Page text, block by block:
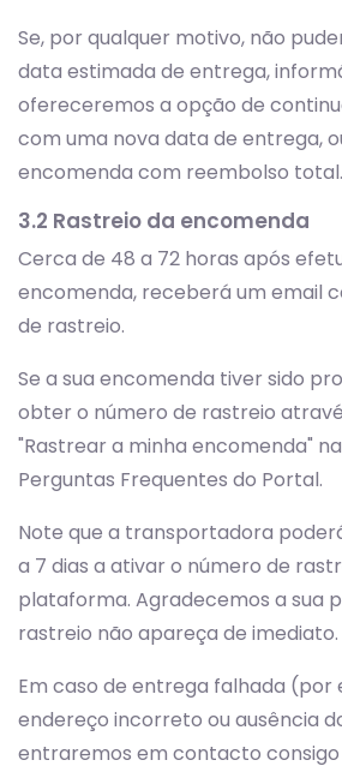
Se, por qualquer motivo, não
data estimada de entrega,
ofereceremos a opção de
com uma nova data de entrega,
encomenda com reembolso total.
3.2 Rastreio da encomenda
Cerca de 48 a 72 horas após
encomenda, receberá um email
de rastreio.
Se a sua encomenda tiver sido
obter o número de rastreio
"Rastrear a minha encomenda"
Perguntas Frequentes do Portal.
Note que a transportadora
a 7 dias a ativar o número de
plataforma. Agradecemos a sua
rastreio não apareça de imediato.
Em caso de entrega falhada (por
endereço incorreto ou ausência
entraremos em contacto